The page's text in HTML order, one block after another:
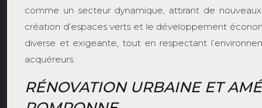
comme un secteur dynamique, attirant de
création d’espaces verts et le développement
diverse et exigeante, tout en respectant
acquéreurs.
RÉNOVATION URBAINE ET